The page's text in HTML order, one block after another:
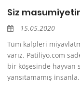
Siz
15.05.2020
Tüm kalpleri
varız. Patiliyo.com
bir köşesinde hayvan
yansıtamamış